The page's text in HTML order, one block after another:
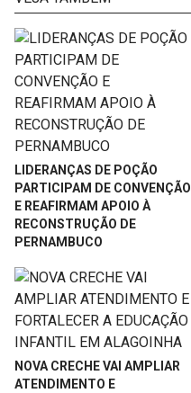
LIDERANÇAS DE POÇÃO
PARTICIPAM DE CONVENÇÃO
E REAFIRMAM APOIO À
RECONSTRUÇÃO DE
PERNAMBUCO
NOVA CRECHE VAI AMPLIAR
ATENDIMENTO E